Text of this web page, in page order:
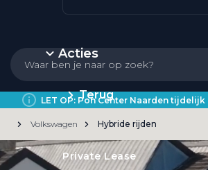
Acties
Terug
Private Lease
LET OP: Pon Center Naarden
Volkswagen Hybride rijden